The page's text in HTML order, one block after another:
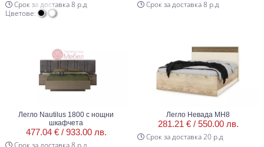
Срок за доставка 8 р.д
Цветове:
Срок за доставка 8 р.д
Легло Nautilus 1800 с нощни
шкафчета
477.04 € / 933.00 лв.
Срок за доставка 8 р.д
Легло Невада МН8
281.21 € / 550.00 лв.
Срок за доставка 20 р.д